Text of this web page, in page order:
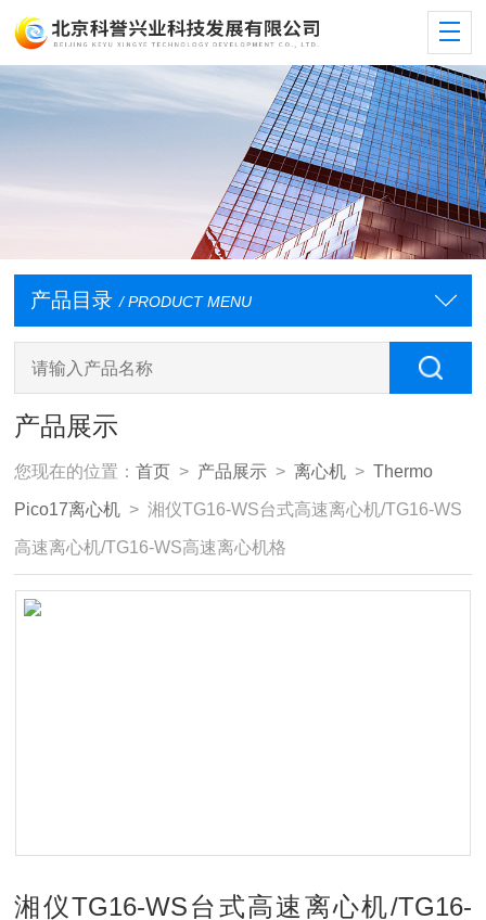
产品目录 / PRODUCT MENU
产品展示
您现在的位置：首页 > 产品展示 >离心机 >Thermo
Pico17离心机 > 湘仪TG16-WS台式高速离心机/TG16-WS
高速离心机/TG16-WS高速离心机格
湘仪TG16-WS台式高速离心机/TG16-